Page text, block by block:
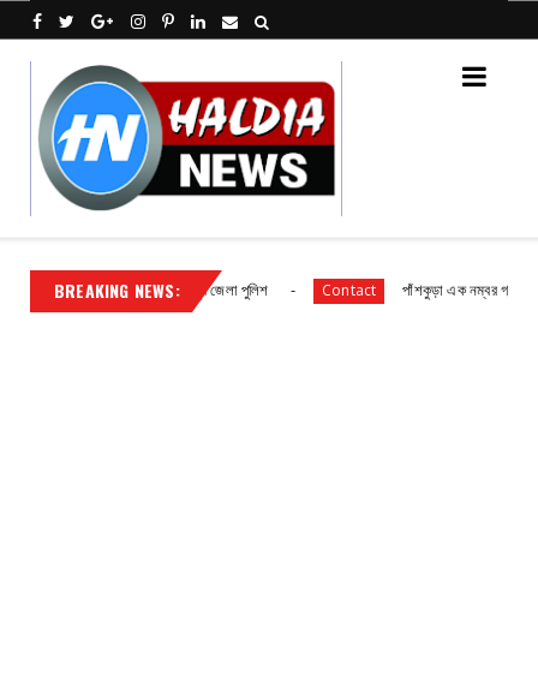
BREAKING NEWS:
পাশে পূর্ব মেদিনীপুর জেলা পুলিশ Contact পাঁশকুড়া এক নম্বর গ্রাম